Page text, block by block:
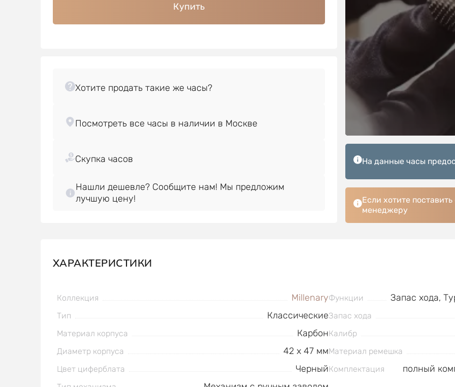
Купить
Хотите продать такие же часы?
Нашли дешевле? Сообщите нам! Мы предложим
лучшую цену!
На данные часы
Если хотите
менеджеру
ХАРАКТЕРИСТИКИ
Коллекция Millenary
Тип Классические
Материал корпуса Карбон
Диаметр корпуса 42 x 47 мм
Цвет циферблата Черный
Функции Запас хода,
Запас хода
Калибр
Материал ремешка
Комплектация
полный